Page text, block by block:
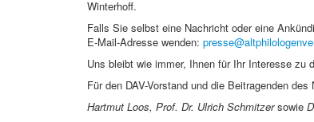
Winterhoff.
Falls Sie selbst eine Nachricht oder eine
E-Mail-Adresse wenden:
Uns bleibt wie immer, Ihnen für Ihr Interesse zu
Für den DAV-Vorstand und die Beitragenden des
Hartmut Loos, Prof. Dr. Ulrich Schmitzersowie